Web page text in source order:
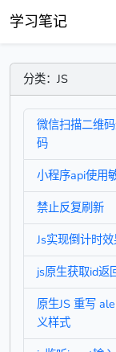
学习笔记
分类：JS
微信扫描二维
码
小程序api使用
禁止反复刷新
Js实现倒计时
js原生获取id返
原生JS 重写
义样式